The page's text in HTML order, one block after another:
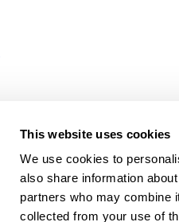
This website uses cookies
We use cookies to
also share information
partners who may combine
collected from your use of